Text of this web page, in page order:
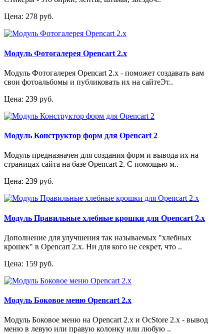
Цена: 278 руб.
Модуль Фотогалерея Opencart 2.x
Модуль Фотогалерея Opencart 2.x - поможет создавать вам
свои фотоальбомы и публиковать их на сайтеЭт..
Цена: 239 руб.
Модуль Конструктор форм для Opencart 2
Модуль предназначен для создания форм и вывода их на
страницах сайта на базе Opencart 2. С помощью м..
Цена: 239 руб.
Модуль Правильные хлебные крошки для Opencart 2.x
Дополнение для улучшения так называемых "хлебных
крошек" в Opencart 2.x. Ни для кого не секрет, что ..
Цена: 159 руб.
Модуль Боковое меню Opencart 2.x
Модуль Боковое меню на Opencart 2.x и OcStore 2.x - вывод
меню в левую или правую колонку или любую ..